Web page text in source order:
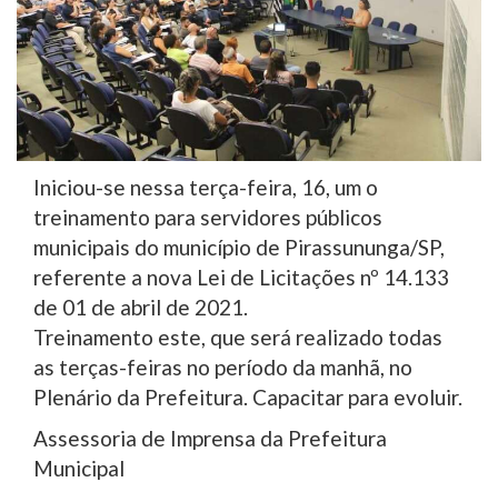
Iniciou-se nessa terça-feira, 16, um o
treinamento para servidores públicos
municipais do município de Pirassununga/SP,
referente a nova Lei de Licitações nº 14.133
de 01 de abril de 2021.
Treinamento este, que será realizado todas
as terças-feiras no período da manhã, no
Plenário da Prefeitura. Capacitar para evoluir.
Assessoria de Imprensa da Prefeitura
Municipal